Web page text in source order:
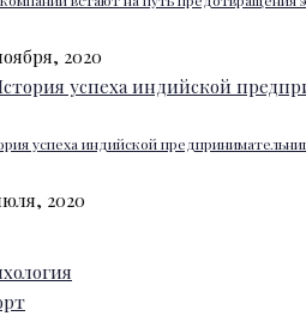
2020
успеха индийской
2020